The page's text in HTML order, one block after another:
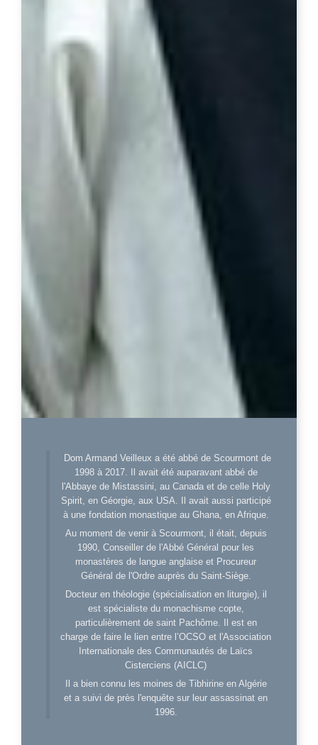
Dom Armand Veilleux a été abbé de Scourmont de
1998 à 2017. Il avait été auparavant abbé de
l'Abbaye de Mistassini, au Canada et de celle Holy
Spirit, en Géorgie, aux USA. Il avait aussi participé
à une fondation monastique au Ghana, en Afrique.
Au moment de venir à Scourmont, il était, depuis
1990, Conseiller de l'Abbé Général pour les
monastères de langue anglaise et Procureur
Général de l'Ordre auprès du Saint-Siège.
Docteur en théologie (spécialisation en liturgie), il
est spécialiste du monachisme copte,
particulièrement de saint Pachôme. Il est en
charge de faire le lien entre l’OCSO et l'Association
Internationale des Communautés de Laïcs
Cisterciens (AICLC)
Il a bien connu les moines de Tibhirine en Algérie
et a suivi de près l'enquête sur leur assassinat en
1996.